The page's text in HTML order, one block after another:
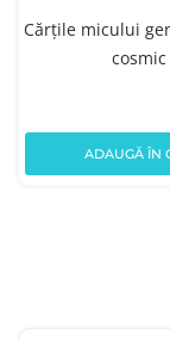
Cărțile micului
cosmic
ADAUGĂ ÎN